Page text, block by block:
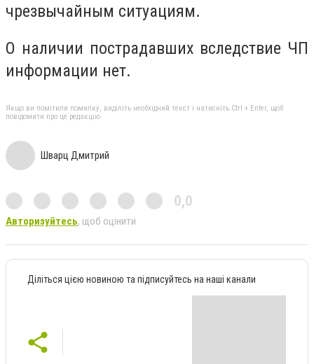
чрезвычайным ситуациям.
О наличии пострадавших вследствие ЧП
информации нет.
Якщо ви помітили помилку, виділіть необхідний текст і натисніть Ctrl + Enter, щоб
повідомити про це редакцію
Шварц Дмитрий
0,0
Авторизуйтесь, щоб оцінити
Діліться цією новиною та підписуйтесь на наші канали